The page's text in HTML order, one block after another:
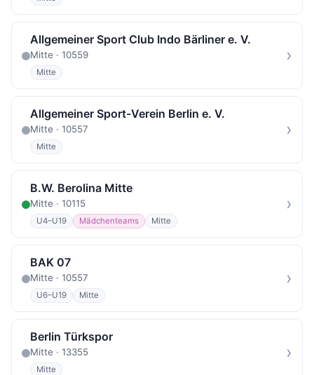
Allgemeiner Sport Club Indo Bärliner e. V.
Mitte · 10559
Mitte
›
Allgemeiner Sport-Verein Berlin e. V.
Mitte · 10557
Mitte
›
B.W. Berolina Mitte
Mitte · 10115
U4–U19 Mädchenteams Mitte
›
BAK 07
Mitte · 10557
U6–U19 Mitte
›
Berlin Türkspor
Mitte · 13355
Mitte
›